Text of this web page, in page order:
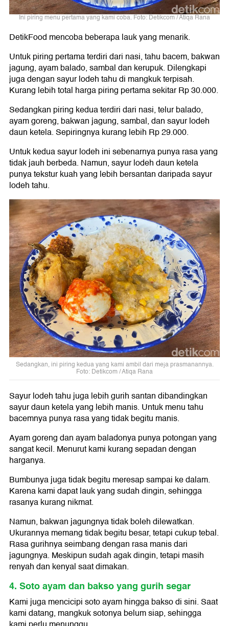
Ini piring menu pertama yang kami coba. Foto: Detikcom / Atiqa Rana
DetikFood mencoba beberapa lauk yang menarik.
Untuk piring pertama terdiri dari nasi, tahu bacem, bakwan
jagung, ayam balado, sambal dan kerupuk. Dilengkapi
juga dengan sayur lodeh tahu di mangkuk terpisah.
Kurang lebih total harga piring pertama sekitar Rp 30.000.
Sedangkan piring kedua terdiri dari nasi, telur balado,
ayam goreng, bakwan jagung, sambal, dan sayur lodeh
daun ketela. Sepiringnya kurang lebih Rp 29.000.
Untuk kedua sayur lodeh ini sebenarnya punya rasa yang
tidak jauh berbeda. Namun, sayur lodeh daun ketela
punya tekstur kuah yang lebih bersantan daripada sayur
lodeh tahu.
Sedangkan, ini piring kedua yang kami ambil dari meja prasmanannya.
Foto: Detikcom / Atiqa Rana
Sayur lodeh tahu juga lebih gurih santan dibandingkan
sayur daun ketela yang lebih manis. Untuk menu tahu
bacemnya punya rasa yang tidak begitu manis.
Ayam goreng dan ayam baladonya punya potongan yang
sangat kecil. Menurut kami kurang sepadan dengan
harganya.
Bumbunya juga tidak begitu meresap sampai ke dalam.
Karena kami dapat lauk yang sudah dingin, sehingga
rasanya kurang nikmat.
Namun, bakwan jagungnya tidak boleh dilewatkan.
Ukurannya memang tidak begitu besar, tetapi cukup tebal.
Rasa gurihnya seimbang dengan rasa manis dari
jagungnya. Meskipun sudah agak dingin, tetapi masih
renyah dan kenyal saat dimakan.
4. Soto ayam dan bakso yang gurih segar
Kami juga mencicipi soto ayam hingga bakso di sini. Saat
kami datang, mangkuk sotonya belum siap, sehingga